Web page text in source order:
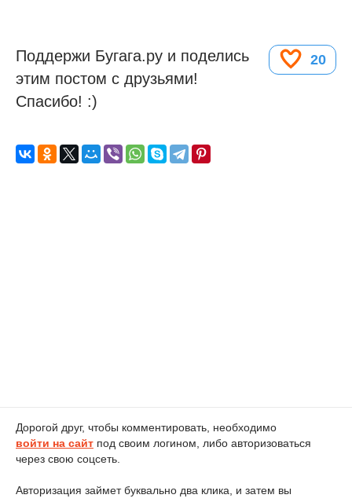
20
Поддержи Бугага.ру и поделись
этим постом с друзьями!
Спасибо! :)
Дорогой друг, чтобы комментировать, необходимо
войти на сайт под своим логином, либо авторизоваться
через свою соцсеть.
Авторизация займет буквально два клика, и затем вы